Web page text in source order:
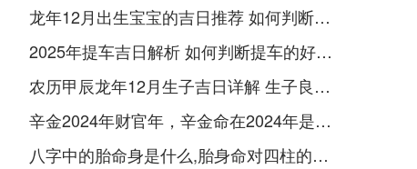
龙年12月出生宝宝的吉日推荐 如何判断吉日是否适合宝宝
2025年提车吉日解析 如何判断提车的好日子
农历甲辰龙年12月生子吉日详解 生子良辰的影响因素
辛金2024年财官年，辛金命在2024年是财官年还是财印年
八字中的胎命身是什么,胎身命对四柱的影响